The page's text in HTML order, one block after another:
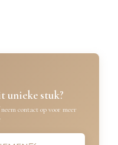
unieke stuk?
contact op voor meer